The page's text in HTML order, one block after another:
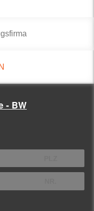
- BW